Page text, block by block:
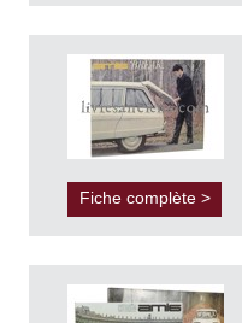
Fiche complète >